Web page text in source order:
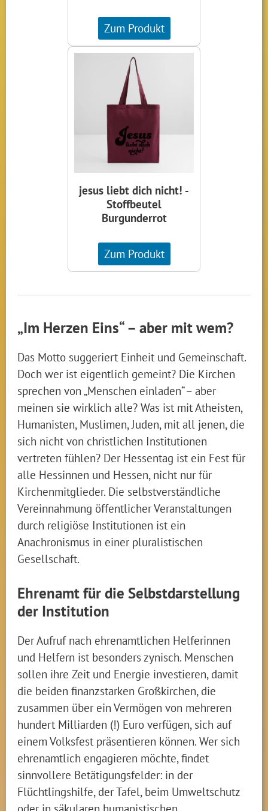
Zum Produkt
jesus liebt dich nicht! -
Stoffbeutel
Burgunderrot
Zum Produkt
„Im Herzen Eins“ – aber mit wem?
Das Motto suggeriert Einheit und Gemeinschaft.
Doch wer ist eigentlich gemeint? Die Kirchen
sprechen von „Menschen einladen“ – aber
meinen sie wirklich alle? Was ist mit Atheisten,
Humanisten, Muslimen, Juden, mit all jenen, die
sich nicht von christlichen Institutionen
vertreten fühlen? Der Hessentag ist ein Fest für
alle Hessinnen und Hessen, nicht nur für
Kirchenmitglieder. Die selbstverständliche
Vereinnahmung öffentlicher Veranstaltungen
durch religiöse Institutionen ist ein
Anachronismus in einer pluralistischen
Gesellschaft.
Ehrenamt für die Selbstdarstellung
der Institution
Der Aufruf nach ehrenamtlichen Helferinnen
und Helfern ist besonders zynisch. Menschen
sollen ihre Zeit und Energie investieren, damit
die beiden finanzstarken Großkirchen, die
zusammen über ein Vermögen von mehreren
hundert Milliarden (!) Euro verfügen, sich auf
einem Volksfest präsentieren können. Wer sich
ehrenamtlich engagieren möchte, findet
sinnvollere Betätigungsfelder: in der
Flüchtlingshilfe, der Tafel, beim Umweltschutz